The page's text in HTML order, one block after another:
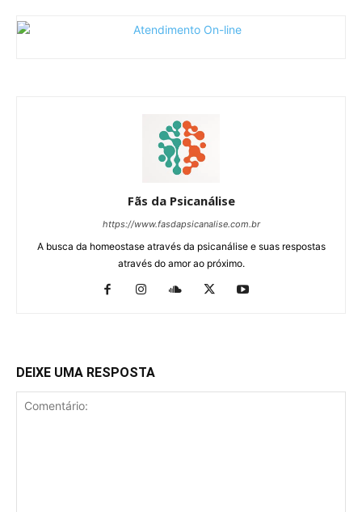
Fãs da Psicanálise
https://www.fasdapsicanalise.com.br
A busca da homeostase através da psicanálise e suas respostas
através do amor ao próximo.
DEIXE UMA RESPOSTA